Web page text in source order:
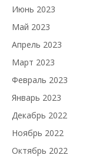
Июнь 2023
Май 2023
Апрель 2023
Март 2023
Февраль 2023
Январь 2023
Декабрь 2022
Ноябрь 2022
Октябрь 2022